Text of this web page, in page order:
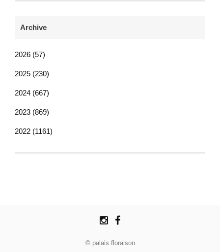
Archive
2026 (57)
2025 (230)
2024 (667)
2023 (869)
2022 (1161)
© palais floraison